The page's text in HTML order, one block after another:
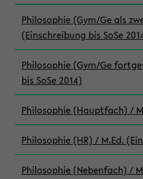
Philosophie (Gym/Ge als
(Einschreibung bis SoSe
Philosophie (Gym/Ge
bis SoSe 2014)
Philosophie (Hauptfach) /
Philosophie (HR) / M.Ed.
Philosophie (Nebenfach) /